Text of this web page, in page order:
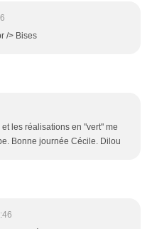
/> Bises
les réalisations en "vert" me
Bonne journée Cécile. Dilou